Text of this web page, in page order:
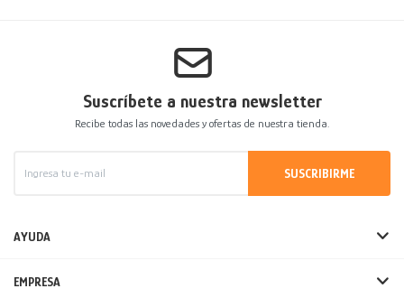
Suscríbete a nuestra newsletter
Recibe todas las novedades y ofertas de nuestra tienda.
SUSCRIBIRME
AYUDA
EMPRESA